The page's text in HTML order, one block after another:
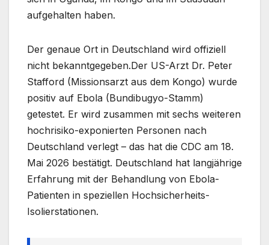
aufgehalten haben.
Der genaue Ort in Deutschland wird offiziell
nicht bekanntgegeben.Der US-Arzt Dr. Peter
Stafford (Missionsarzt aus dem Kongo) wurde
positiv auf Ebola (Bundibugyo-Stamm)
getestet. Er wird zusammen mit sechs weiteren
hochrisiko-exponierten Personen nach
Deutschland verlegt – das hat die CDC am 18.
Mai 2026 bestätigt. Deutschland hat langjährige
Erfahrung mit der Behandlung von Ebola-
Patienten in speziellen Hochsicherheits-
Isolierstationen.